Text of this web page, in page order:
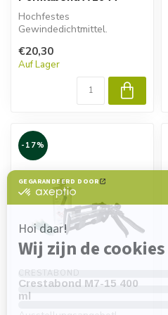
Hochfestes
Gewindedichtmittel.
€20,30
Auf Lager
-17%
CRESTABOND
Crestabond M7-15 400
ml